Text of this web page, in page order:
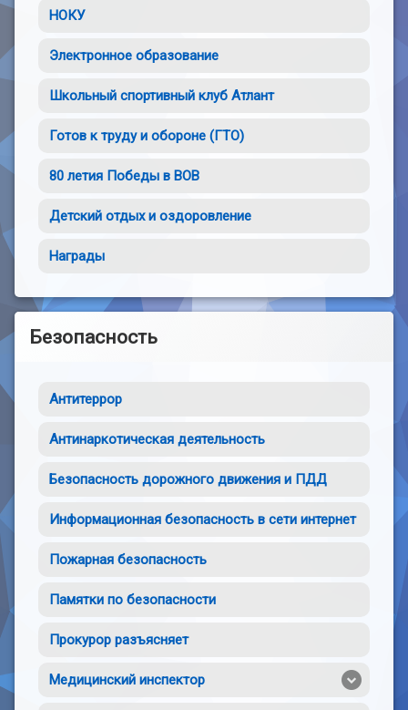
НОКУ
Электронное образование
Школьный спортивный клуб Атлант
Готов к труду и обороне (ГТО)
80 летия Победы в ВОВ
Детский отдых и оздоровление
Награды
Безопасность
Антитеррор
Антинаркотическая деятельность
Безопасность дорожного движения и ПДД
Информационная безопасность в сети интернет
Пожарная безопасность
Памятки по безопасности
Прокурор разъясняет
Медицинский инспектор